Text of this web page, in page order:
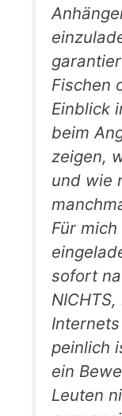
Fischen
Einblick
beim
zeigen,
und wie
Für
sofort
peinlich
ein
Leuten